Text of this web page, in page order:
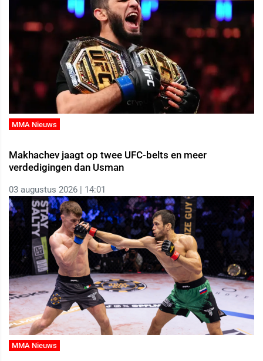
MMA Nieuws
Makhachev jaagt op twee UFC-belts en meer
verdedigingen dan Usman
03 augustus 2026 | 14:01
MMA Nieuws